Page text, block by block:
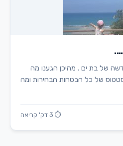
של בת ים . מהיכן הגענו מה
של כל הבטחות הבחירות ומה
⏱ 3 דק' קריאה